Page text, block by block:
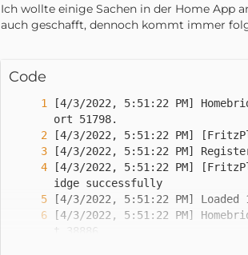
Ich wollte einige Sachen in der Home App
auch geschafft, dennoch kommt immer
Code
[4/3/2022, 5:51:22 PM]
[4/3/2022, 5:51:22 PM]
[4/3/2022, 5:51:22 PM]